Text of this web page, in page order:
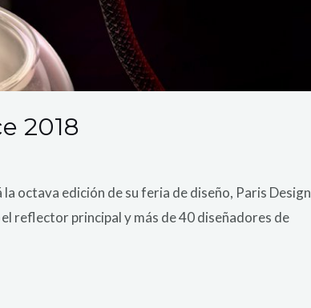
2018
octava edición de su feria de diseño, Paris Design
reflector principal y más de 40 diseñadores de